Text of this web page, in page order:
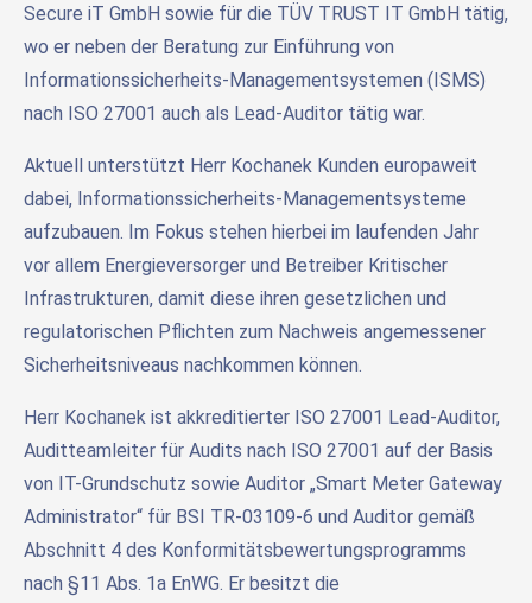
Secure iT GmbH sowie für die TÜV TRUST IT GmbH tätig,
wo er neben der Beratung zur Einführung von
Informationssicherheits-Managementsystemen (ISMS)
nach ISO 27001 auch als Lead-Auditor tätig war.
Aktuell unterstützt Herr Kochanek Kunden europaweit
dabei, Informationssicherheits-Managementsysteme
aufzubauen. Im Fokus stehen hierbei im laufenden Jahr
vor allem Energieversorger und Betreiber Kritischer
Infrastrukturen, damit diese ihren gesetzlichen und
regulatorischen Pflichten zum Nachweis angemessener
Sicherheitsniveaus nachkommen können.
Herr Kochanek ist akkreditierter ISO 27001 Lead-Auditor,
Auditteamleiter für Audits nach ISO 27001 auf der Basis
von IT-Grundschutz sowie Auditor „Smart Meter Gateway
Administrator“ für BSI TR-03109-6 und Auditor gemäß
Abschnitt 4 des Konformitätsbewertungsprogramms
nach §11 Abs. 1a EnWG. Er besitzt die